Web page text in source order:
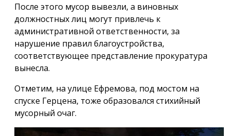
После этого мусор вывезли, а виновных
должностных лиц могут привлечь к
административной ответственности, за
нарушение правил благоустройства,
соответствующее представление прокуратура
вынесла.
Отметим, на улице Ефремова, под мостом на
спуске Герцена, тоже образовался стихийный
мусорный очаг.